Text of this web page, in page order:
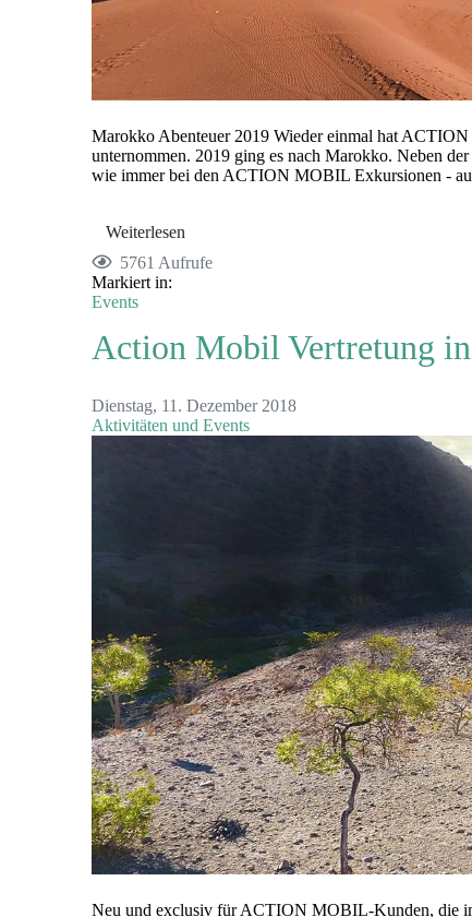
Marokko Abenteuer 2019 Wieder einmal hat
unternommen. 2019 ging es nach Marokko. Neben
wie immer bei den ACTION MOBIL Exkursionen -
Weiterlesen
5761 Aufrufe
Markiert in:
Events
Action Mobil Vertretung
Dienstag, 11. Dezember 2018
Aktivitäten und Events
Neu und exclusiv für ACTION MOBIL-Kunden, die